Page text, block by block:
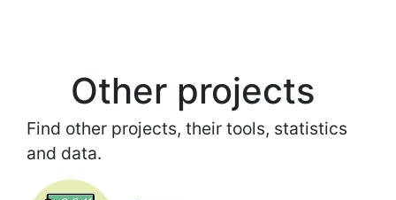
Other projects
Find other projects, their tools, statistics
and data.